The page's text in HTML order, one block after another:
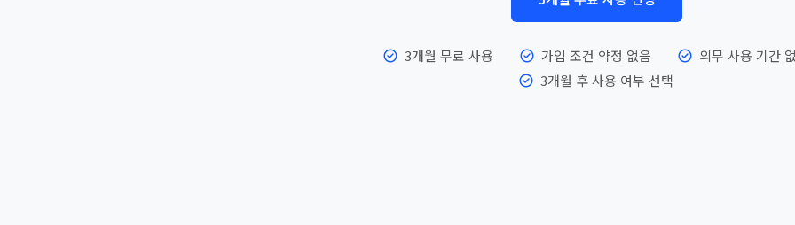
3개월 무료 사용 가입 조건 약정 없음
의무 사용 기간
3개월 후 사용 여부 선택